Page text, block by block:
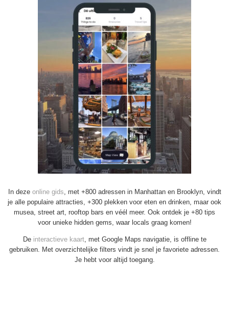
In deze online gids, met +800 adressen in Manhattan en Brooklyn, vindt
je alle populaire attracties, +300 plekken voor eten en drinken, maar ook
musea, street art, rooftop bars en véél meer. Ook ontdek je +80 tips
voor unieke hidden gems, waar locals graag komen!
De interactieve kaart, met Google Maps navigatie, is offline te
gebruiken. Met overzichtelijke filters vindt je snel je favoriete adressen.
Je hebt voor altijd toegang.